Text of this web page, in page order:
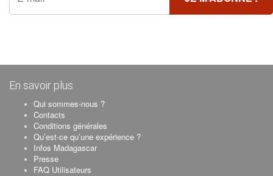
En savoir plus
Qui sommes-nous ?
Contacts
Conditions générales
Qu’est-ce qu’une expérience ?
Infos Madagascar
Presse
FAQ Utilisateurs